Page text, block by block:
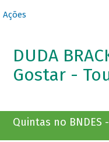
Ações
DUDA
Gostar -
Quintas no BNDES